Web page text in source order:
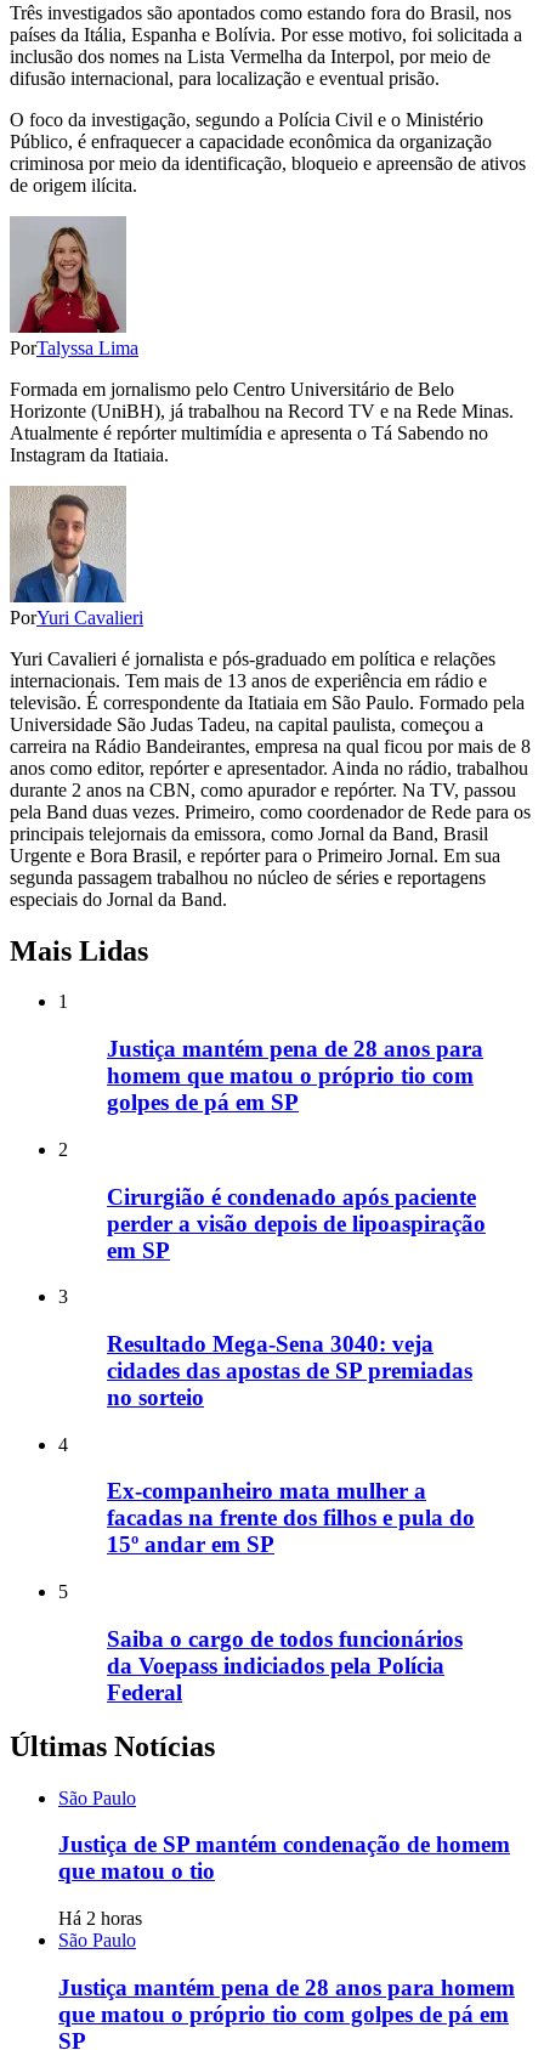
Três investigados são apontados como estando fora do Brasil, nos
países da Itália, Espanha e Bolívia. Por esse motivo, foi solicitada a
inclusão dos nomes na Lista Vermelha da Interpol, por meio de
difusão internacional, para localização e eventual prisão.
O foco da investigação, segundo a Polícia Civil e o Ministério
Público, é enfraquecer a capacidade econômica da organização
criminosa por meio da identificação, bloqueio e apreensão de ativos
de origem ilícita.
PorTalyssa Lima
Formada em jornalismo pelo Centro Universitário de Belo
Horizonte (UniBH), já trabalhou na Record TV e na Rede Minas.
Atualmente é repórter multimídia e apresenta o Tá Sabendo no
Instagram da Itatiaia.
PorYuri Cavalieri
Yuri Cavalieri é jornalista e pós-graduado em política e relações
internacionais. Tem mais de 13 anos de experiência em rádio e
televisão. É correspondente da Itatiaia em São Paulo. Formado pela
Universidade São Judas Tadeu, na capital paulista, começou a
carreira na Rádio Bandeirantes, empresa na qual ficou por mais de 8
anos como editor, repórter e apresentador. Ainda no rádio, trabalhou
durante 2 anos na CBN, como apurador e repórter. Na TV, passou
pela Band duas vezes. Primeiro, como coordenador de Rede para os
principais telejornais da emissora, como Jornal da Band, Brasil
Urgente e Bora Brasil, e repórter para o Primeiro Jornal. Em sua
segunda passagem trabalhou no núcleo de séries e reportagens
especiais do Jornal da Band.
Mais Lidas
1
Justiça mantém pena de 28 anos para
homem que matou o próprio tio com
golpes de pá em SP
2
Cirurgião é condenado após paciente
perder a visão depois de lipoaspiração
em SP
3
Resultado Mega-Sena 3040: veja
cidades das apostas de SP premiadas
no sorteio
4
Ex-companheiro mata mulher a
facadas na frente dos filhos e pula do
15º andar em SP
5
Saiba o cargo de todos funcionários
da Voepass indiciados pela Polícia
Federal
Últimas Notícias
São Paulo
Justiça de SP mantém condenação de homem
que matou o tio
Há 2 horas
São Paulo
Justiça mantém pena de 28 anos para homem
que matou o próprio tio com golpes de pá em
SP